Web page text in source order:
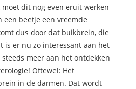
dit nog even eruit werken
een beetje een vreemde
dus door dat buikbrein, die
is er nu zo interessant aan het
meer aan het ontdekken
Oftewel: Het
in de darmen. Dat wordt